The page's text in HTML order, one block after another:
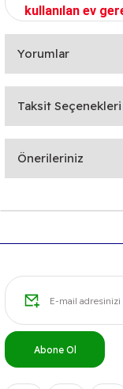
kullanılan ev
Yorumlar
Bu
Taksit Seçenekleri
Önerileriniz
Ürün bilgilerinde
Ürün fiyatı diğer
Abone Ol